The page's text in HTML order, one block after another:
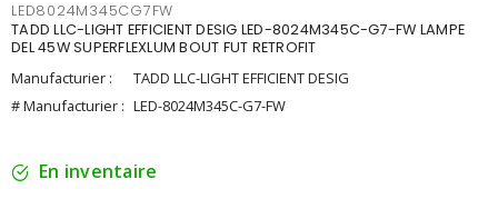
LED8024M345CG7FW
TADD LLC-LIGHT EFFICIENT DESIG LED-8024M345C-G7-FW LAMPE
DEL 45W SUPERFLEXLUM BOUT FUT RETROFIT
Manufacturier :
TADD LLC-LIGHT EFFICIENT DESIG
# Manufacturier : LED-8024M345C-G7-FW
En inventaire